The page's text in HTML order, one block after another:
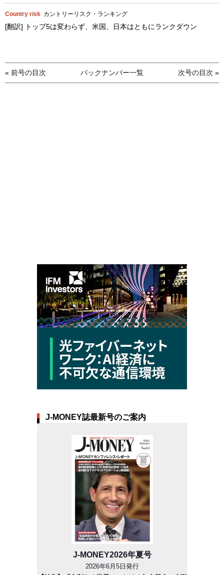
Country risk カントリーリスク・ランキング
[翻訳] トップ5は変わらず、米国、日本はともにランクダウン
« 前号の目次 バックナンバー一覧 次号の目次 »
J-MONEY誌最新号のご案内
J-MONEY2026年夏号
2026年6月5日発行